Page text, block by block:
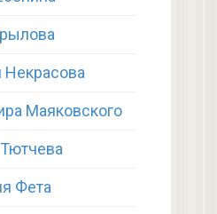
Некрасова
Маяковского
Фета